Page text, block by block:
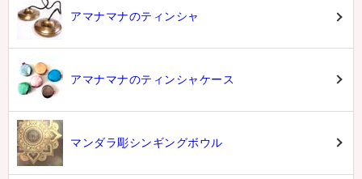
アマナマナのティンシャ
アマナマナのティンシャケース
マンダラ彫シンギングボウル